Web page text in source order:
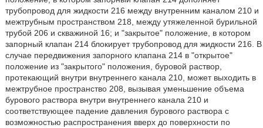
трубопровод для жидкости 216 между внутренним каналом 210 и
межтрубным пространством 218, между утяжеленной бурильной
трубой 206 и скважиной 16; и "закрытое" положение, в котором
запорный клапан 214 блокирует трубопровод для жидкости 216. В
случае передвижения запорного клапана 214 в "открытое"
положение из "закрытого" положения, буровой раствор,
протекающий внутри внутреннего канала 210, может выходить в
межтрубное пространство 208, вызывая уменьшение объема
бурового раствора внутри внутреннего канала 210 и
соответствующее падение давления бурового раствора с
возможностью распространения вверх до поверхности по